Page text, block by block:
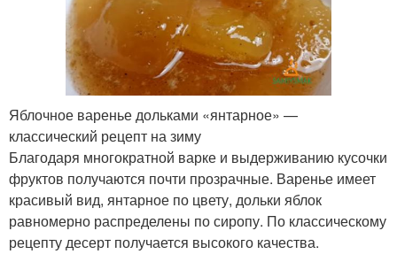
Яблочное варенье дольками «янтарное» —
классический рецепт на зиму
Благодаря многократной варке и выдерживанию кусочки
фруктов получаются почти прозрачные. Варенье имеет
красивый вид, янтарное по цвету, дольки яблок
равномерно распределены по сиропу. По классическому
рецепту десерт получается высокого качества.